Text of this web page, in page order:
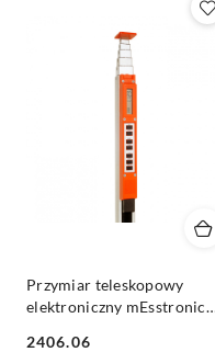
Przymiar teleskopowy
elektroniczny mEsstronic
2406.06